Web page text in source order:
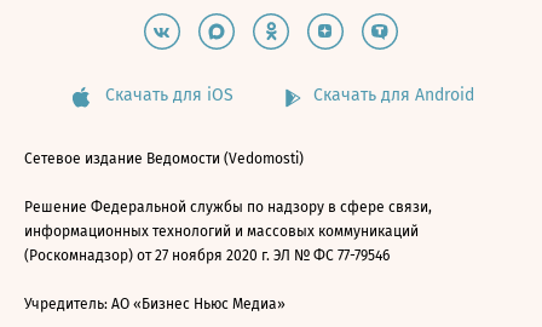
Скачать для iOS Скачать для Android
Сетевое издание Ведомости (Vedomosti)
Решение Федеральной службы по надзору в сфере связи,
информационных технологий и массовых коммуникаций
(Роскомнадзор) от 27 ноября 2020 г. ЭЛ № ФС 77-79546
Учредитель: АО «Бизнес Ньюс Медиа»